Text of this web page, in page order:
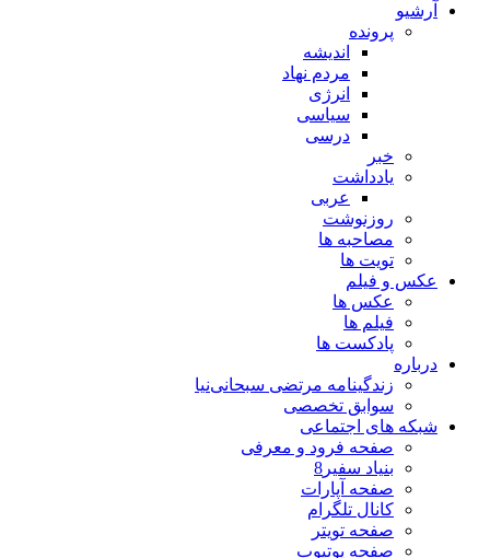
آرشیو
پرونده
اندیشه
مردم نهاد
انرژی
سیاسی
درسی
خبر
یادداشت
عربی
روزنوشت
مصاحبه ها
تویت ها
عکس و فیلم
عکس ها
فیلم ها
پادکست ها
درباره
زندگینامه مرتضی سبحانی‌نیا
سوابق تخصصی
شبکه های اجتماعی
صفحه فرود و معرفی
بنیاد سفیر8
صفحه آپارات
کانال تلگرام
صفحه تویتر
صفحه یوتیوب